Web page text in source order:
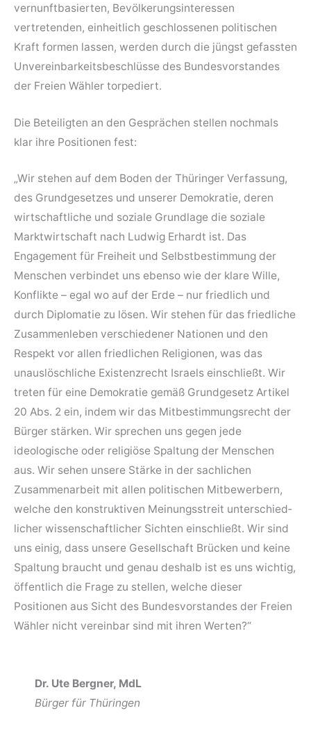
vernunft­basierten, Bevölkerungs­interessen
vertretenden, einheitlich geschlossenen politischen
Kraft formen lassen, werden durch die jüngst gefassten
Unvereinbarkeits­beschlüsse des Bundes­vorstandes
der Freien Wähler torpediert.
Die Beteiligten an den Gesprächen stellen nochmals
klar ihre Positionen fest:
„Wir stehen auf dem Boden der Thüringer Verfassung,
des Grund­gesetzes und unserer Demokratie, deren
wirtschaftliche und soziale Grundlage die soziale
Markt­wirtschaft nach Ludwig Erhardt ist. Das
Engagement für Freiheit und Selbst­bestimmung der
Menschen verbindet uns ebenso wie der klare Wille,
Konflikte – egal wo auf der Erde – nur friedlich und
durch Diplomatie zu lösen. Wir stehen für das friedliche
Zusammen­leben verschiedener Nationen und den
Respekt vor allen friedlichen Religionen, was das
unauslöschliche Existenz­recht Israels einschließt. Wir
treten für eine Demokratie gemäß Grund­gesetz Artikel
20 Abs. 2 ein, indem wir das Mitbestimmungs­recht der
Bürger stärken. Wir sprechen uns gegen jede
ideologische oder religiöse Spaltung der Menschen
aus. Wir sehen unsere Stärke in der sachlichen
Zusammen­arbeit mit allen politischen Mitbewerbern,
welche den konstruktiven Meinungs­­streit unter­schied­
licher wissen­schaft­licher Sichten ein­schließt. Wir sind
uns einig, dass unsere Gesell­schaft Brücken und keine
Spaltung braucht und genau deshalb ist es uns wichtig,
öffent­lich die Frage zu stellen, welche dieser
Positionen aus Sicht des Bundes­vorstandes der Freien
Wähler nicht vereinbar sind mit ihren Werten?“
Dr. Ute Bergner, MdL
Bürger für Thüringen